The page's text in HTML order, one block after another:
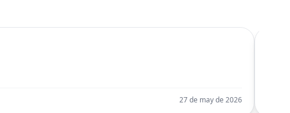
27 de may de 2026